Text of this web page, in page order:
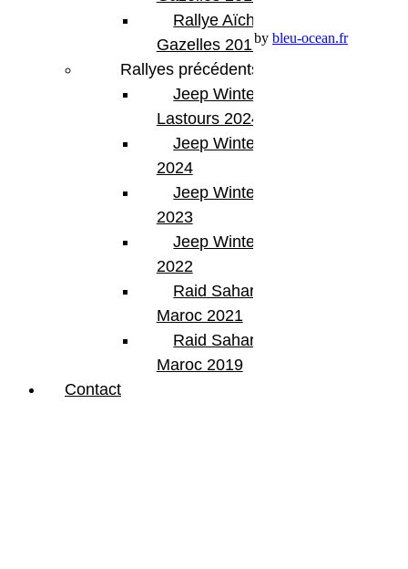
Premium Jeep Specialist - BumperOffroad by bleu-ocean.fr
Request car price
Votre retour Jeep Winter Tour 2024
Schedule a Test Drive
Rallye Aïcha des
Gazelles 2017
Rallyes précédents
Jeep Winter
Lastours 2024
Jeep Winter Tour
2024
Jeep Winter Tour
2023
Jeep Winter Tour
2022
Raid Sahara Tour
Maroc 2021
Raid Sahara Tour
Maroc 2019
Contact